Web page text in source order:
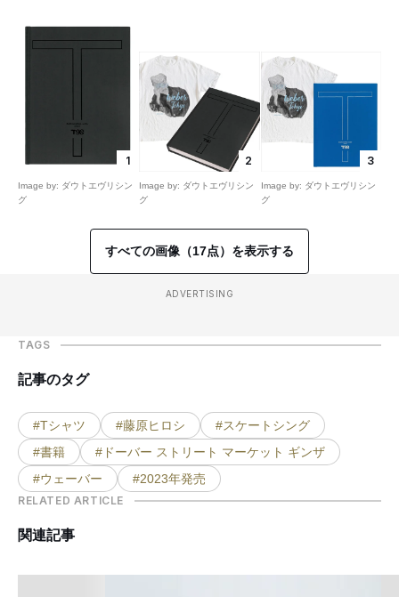
1
Image by: ダウトエヴリシン
グ
2
Image by: ダウトエヴリシン
グ
3
Image by: ダウトエヴリシン
グ
すべての画像（17点）を表示する
ADVERTISING
TAGS
記事のタグ
#Tシャツ #藤原ヒロシ
#スケートシング
#書籍
#ドーバー ストリート マーケット ギンザ
#ウェーバー
#2023年発売
RELATED ARTICLE
関連記事